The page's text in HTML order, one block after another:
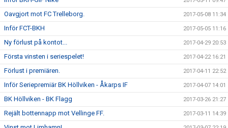
Oavgjort mot FC Trelleborg. 2017-05-08 11:34
Inför FCT-BKH 2017-05-05 11:16
Ny förlust på kontot... 2017-04-29 20:53
Första vinsten i seriespelet! 2017-04-22 16:21
Förlust i premiären. 2017-04-11 22:52
Inför Seriepremiär BK Höllviken - Åkarps IF 2017-04-07 14:01
BK Höllviken - BK Flagg 2017-03-26 21:27
Rejält bottennapp mot Vellinge FF. 2017-03-11 14:39